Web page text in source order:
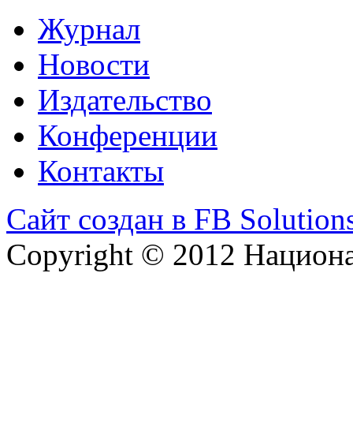
Журнал
Новости
Издательство
Конференции
Контакты
Сайт создан в FB
Copyright © 2012